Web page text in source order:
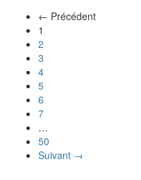
← Précédent
1
2
3
4
5
6
7
…
50
Suivant →